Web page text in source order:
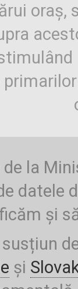
oraș,
la
datele
și
și